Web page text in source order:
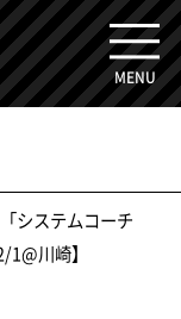
MENU
システムコーチ
川崎】